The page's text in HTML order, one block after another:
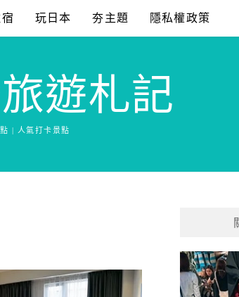
玩日本 夯主題 隱私權政策
遊札記
| 人氣打卡景點